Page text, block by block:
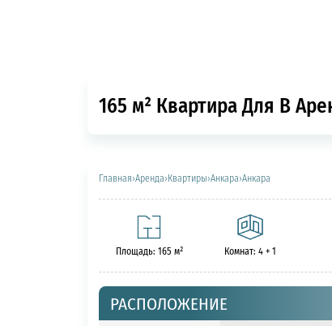
165 м² Квартира Для В
Главная›Аренда›Квартиры›Анкара›Анкара
Площадь: 165 м² Комнат: 4 + 1
РАСПОЛОЖЕНИЕ